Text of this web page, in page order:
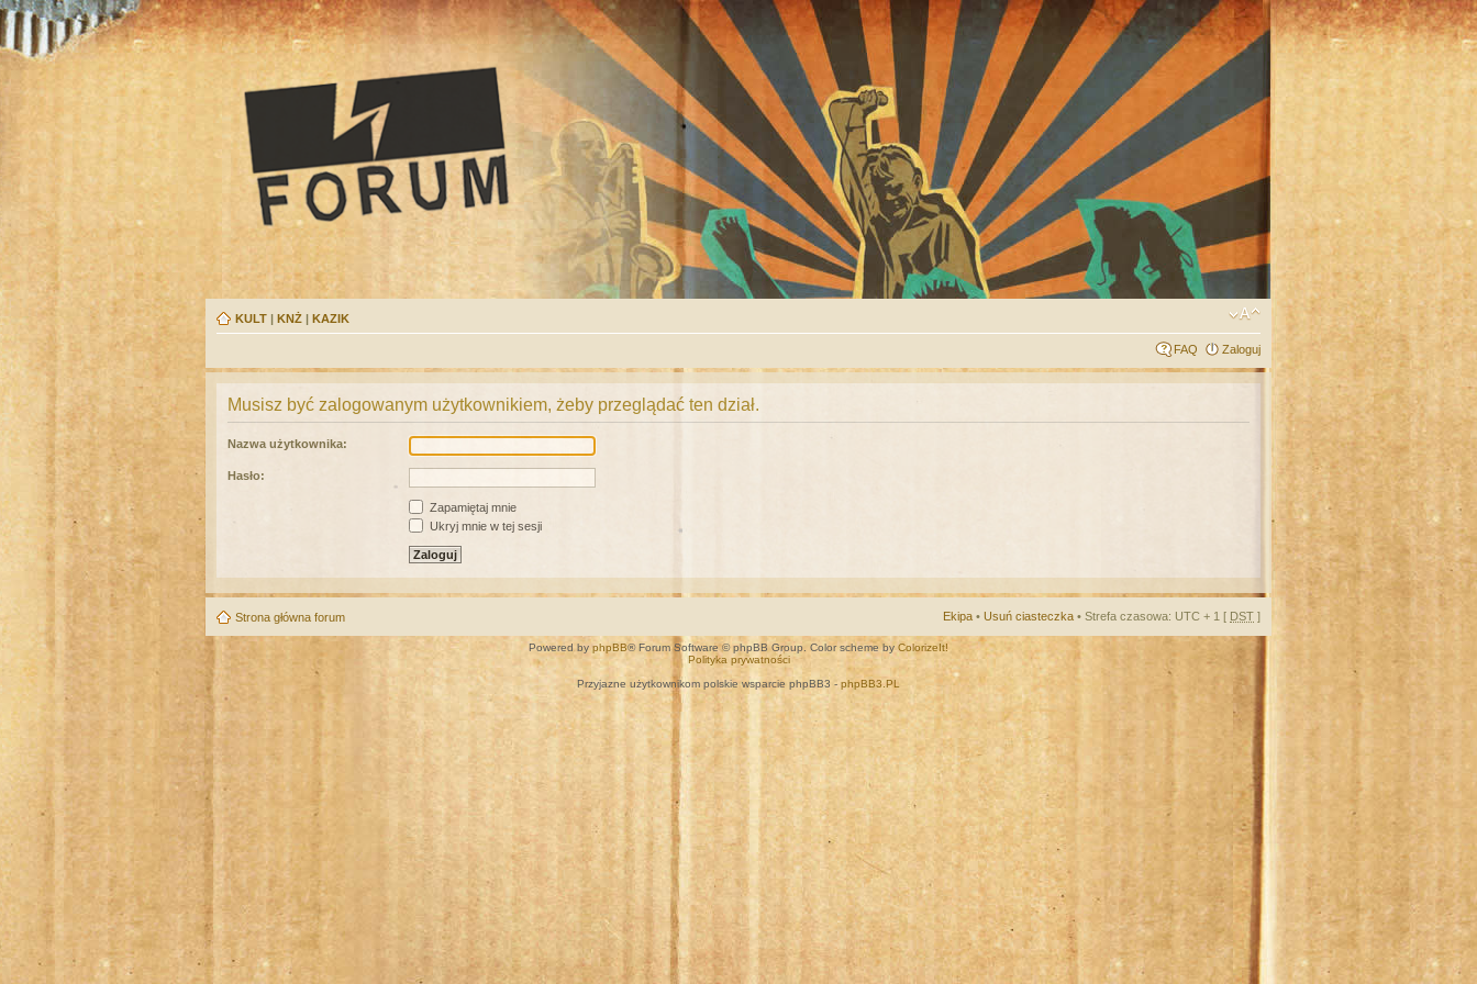
KULT | KNŻ | KAZIK
FAQ Zaloguj
Musisz być zalogowanym użytkownikiem, żeby przeglądać ten dział.
Nazwa użytkownika:
Hasło:
Zapamiętaj mnie
Ukryj mnie w tej sesji
Strona główna forum Ekipa • Usuń ciasteczka • Strefa czasowa: UTC + 1 [ DST ]
Powered by phpBB® Forum Software © phpBB Group. Color scheme by ColorizeIt!
Polityka prywatności
Przyjazne użytkownikom polskie wsparcie phpBB3 - phpBB3.PL